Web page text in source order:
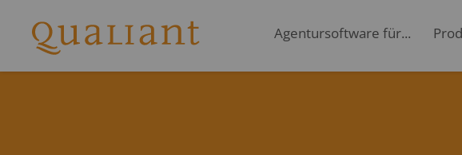
Agentursoftware für...